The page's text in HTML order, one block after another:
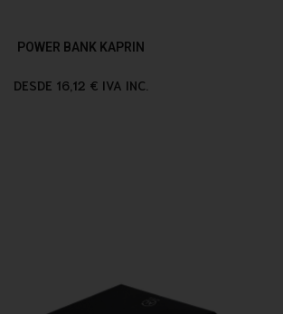
POWER BANK KAPRIN
DESDE 16,12 € IVA INC.